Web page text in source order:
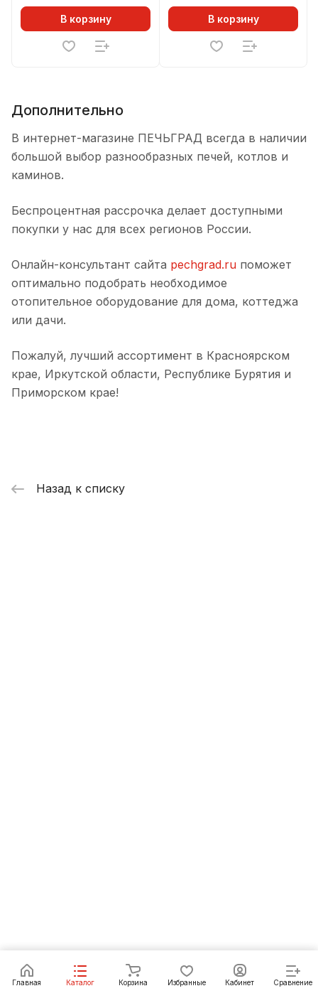
Под заказ
В корзину В корзину
Дополнительно
В интернет-магазине ПЕЧЬГРАД всегда в наличии
большой выбор разнообразных печей, котлов и
каминов.
Беспроцентная рассрочка делает доступными
покупки у нас для всех регионов России.
Онлайн-консультант сайта pechgrad.ru поможет
оптимально подобрать необходимое
отопительное оборудование для дома, коттеджа
или дачи.
Пожалуй, лучший ассортимент в Красноярском
крае, Иркутской области, Республике Бурятия и
Приморском крае!
Назад к списку
Главная Каталог Корзина Избранные Кабинет Сравнение